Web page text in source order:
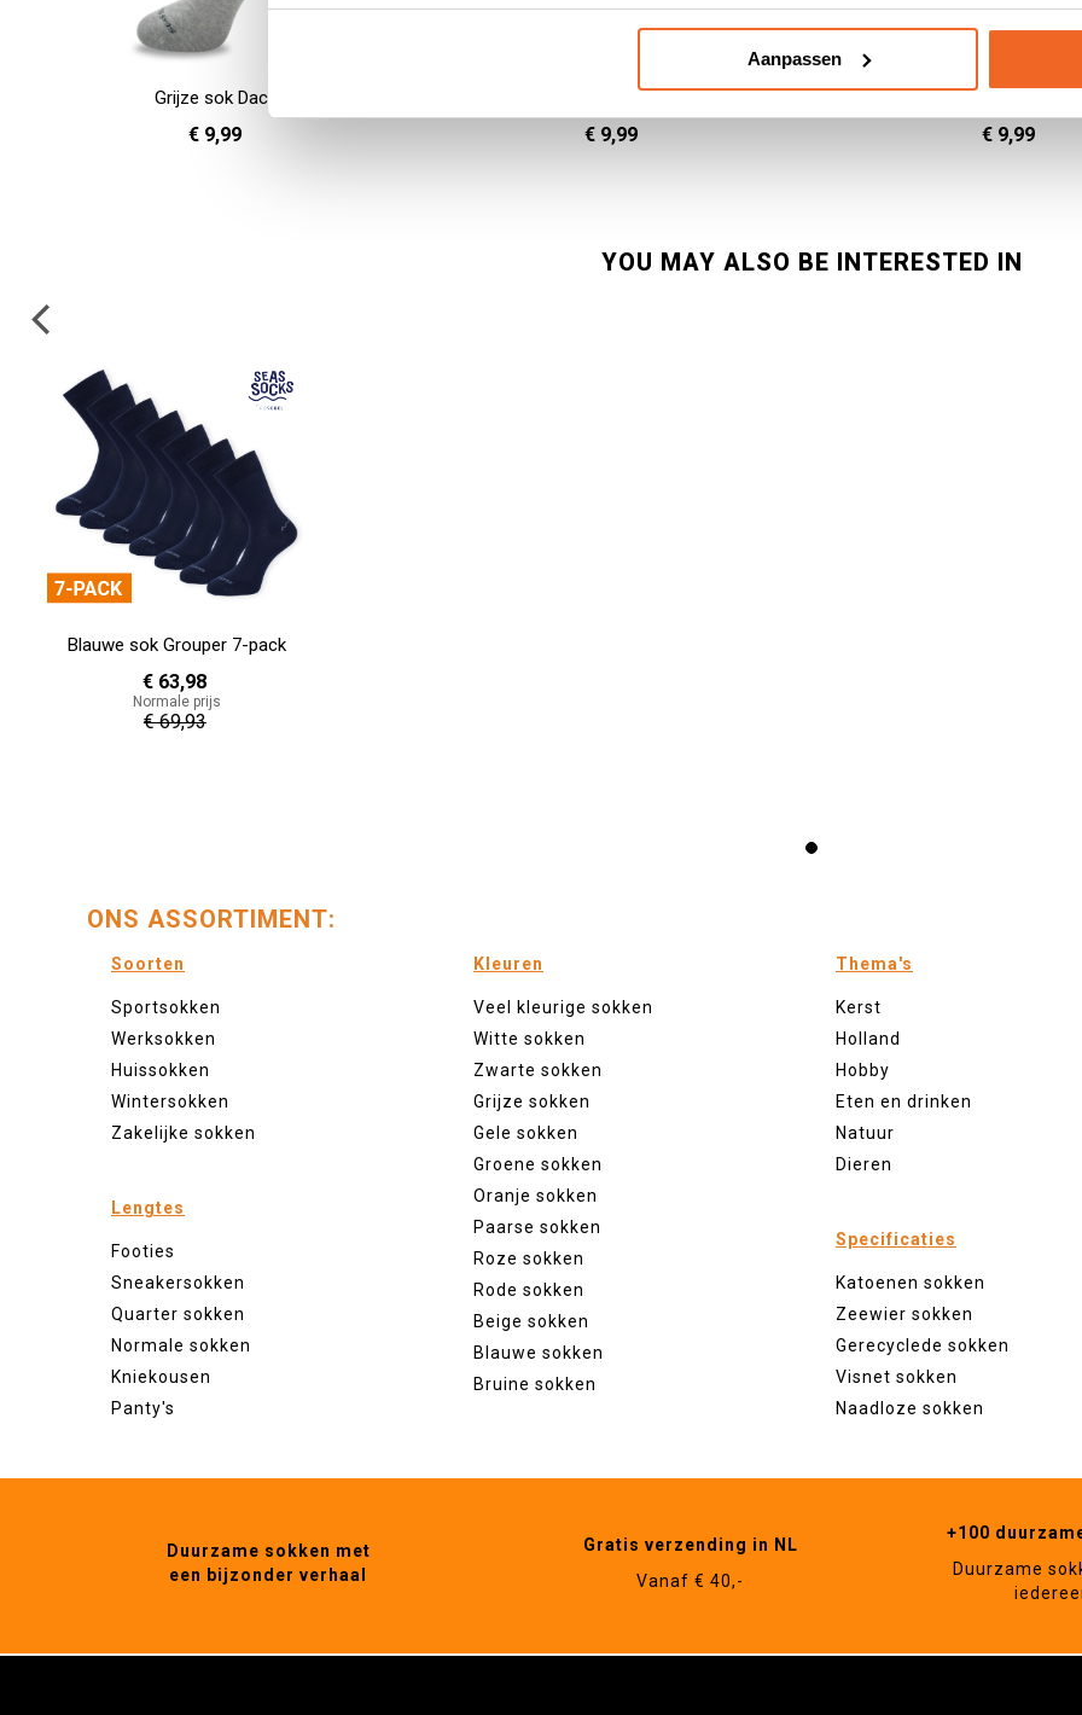
Aanpassen
Grijze sok Dace
€ 9,99
Grijze sok Porgy
€ 9,99
Zwarte sok
€ 9,99
YOU MAY ALSO BE INTERESTED IN
Blauwe sok Grouper 7-pack
€ 63,98
Normale prijs
€ 69,93
ONS ASSORTIMENT:
Soorten
Sportsokken
Werksokken
Huissokken
Wintersokken
Zakelijke sokken
Lengtes
Footies
Sneakersokken
Quarter sokken
Normale sokken
Kniekousen
Panty's
Kleuren
Veel kleurige sokken
Witte sokken
Zwarte sokken
Grijze sokken
Gele sokken
Groene sokken
Oranje sokken
Paarse sokken
Roze sokken
Rode sokken
Beige sokken
Blauwe sokken
Bruine sokken
Thema's
Kerst
Holland
Hobby
Eten en drinken
Natuur
Dieren
Specificaties
Katoenen sokken
Zeewier sokken
Gerecyclede sokken
Visnet sokken
Naadloze sokken
Duurzame sokken met
een bijzonder verhaal
Gratis verzending in NL
Vanaf € 40,-
+100
Duurzame